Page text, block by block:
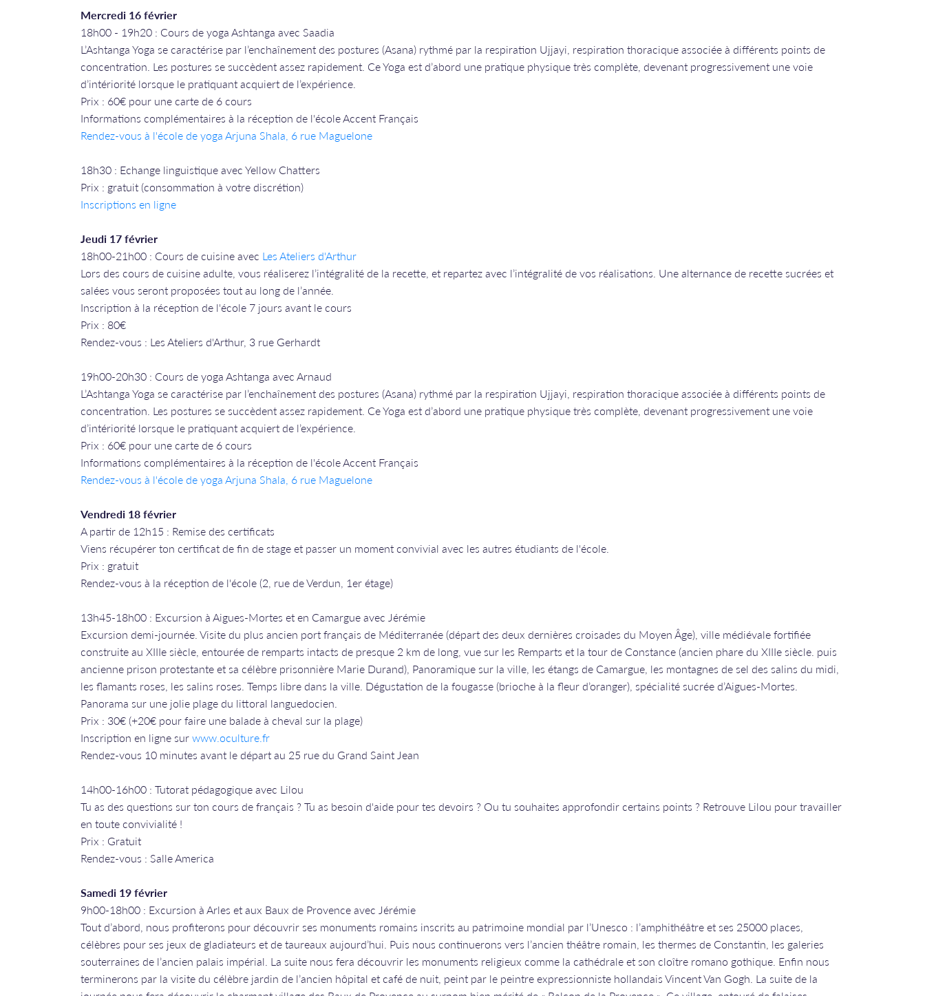
Mercredi 16 février
​​​​​​​18h00 - 19h20 : Cours de yoga Ashtanga avec Saadia
L’Ashtanga Yoga se caractérise par l’enchaînement des postures (Asana) rythmé par la respiration Ujjayi, respiration thoracique associée à différents points de
concentration. Les postures se succèdent assez rapidement. Ce Yoga est d’abord une pratique physique très complète, devenant progressivement une voie
d’intériorité lorsque le pratiquant acquiert de l’expérience.
Prix : 60€ pour une carte de 6 cours
Informations complémentaires à la réception de l'école Accent Français
Rendez-vous à l'école de yoga Arjuna Shala, 6 rue Maguelone
18h30 : Echange linguistique avec Yellow Chatters
Prix : gratuit (consommation à votre discrétion)
Inscriptions en ligne
Jeudi 17 février
18h00-21h00 : Cours de cuisine avec Les Ateliers d'Arthur
Lors des cours de cuisine adulte, vous réaliserez l’intégralité de la recette, et repartez avec l’intégralité de vos réalisations. Une alternance de recette sucrées et
salées vous seront proposées tout au long de l’année.
Inscription à la réception de l'école 7 jours avant le cours
Prix : 80€
Rendez-vous : Les Ateliers d'Arthur, 3 rue Gerhardt
19h00-20h30 : Cours de yoga Ashtanga avec Arnaud
L’Ashtanga Yoga se caractérise par l’enchaînement des postures (Asana) rythmé par la respiration Ujjayi, respiration thoracique associée à différents points de
concentration. Les postures se succèdent assez rapidement. Ce Yoga est d’abord une pratique physique très complète, devenant progressivement une voie
d’intériorité lorsque le pratiquant acquiert de l’expérience.
Prix : 60€ pour une carte de 6 cours
Informations complémentaires à la réception de l'école Accent Français
Rendez-vous à l'école de yoga Arjuna Shala, 6 rue Maguelone
Vendredi 18 février
A partir de 12h15 : Remise des certificats
Viens récupérer ton certificat de fin de stage et passer un moment convivial avec les autres étudiants de l'école.
Prix : gratuit
Rendez-vous à la réception de l'école (2, rue de Verdun, 1er étage)
13h45-18h00 : Excursion à Aigues-Mortes et en Camargue avec Jérémie
Excursion demi-journée. Visite du plus ancien port français de Méditerranée (départ des deux dernières croisades du Moyen Âge), ville médiévale fortifiée
construite au XIIIe siècle, entourée de remparts intacts de presque 2 km de long, vue sur les Remparts et la tour de Constance (ancien phare du XIIIe siècle. puis
ancienne prison protestante et sa célèbre prisonnière Marie Durand), Panoramique sur la ville, les étangs de Camargue, les montagnes de sel des salins du midi,
les flamants roses, les salins roses. Temps libre dans la ville. Dégustation de la fougasse (brioche à la fleur d’oranger), spécialité sucrée d’Aigues-Mortes.
Panorama sur une jolie plage du littoral languedocien.
​​​​​​​Prix : 30€ (+20€ pour faire une balade à cheval sur la plage)
​​​​​​​Inscription en ligne surwww.oculture.fr
Rendez-vous 10 minutes avant le départ au 25 rue du Grand Saint Jean
14h00-16h00 : Tutorat pédagogique avec Lilou
Tu as des questions sur ton cours de français ? Tu as besoin d'aide pour tes devoirs ? Ou tu souhaites approfondir certains points ? Retrouve Lilou pour travailler
en toute convivialité !
Prix : Gratuit
Rendez-vous : Salle America
Samedi 19 février
9h00-18h00 : Excursion à Arles et aux Baux de Provence avec Jérémie
Tout d’abord, nous profiterons pour découvrir ses monuments romains inscrits au patrimoine mondial par l’Unesco : l’amphithéâtre et ses 25000 places,
célèbres pour ses jeux de gladiateurs et de taureaux aujourd’hui. Puis nous continuerons vers l’ancien théâtre romain, les thermes de Constantin, les galeries
souterraines de l’ancien palais impérial. La suite nous fera découvrir les monuments religieux comme la cathédrale et son cloître romano gothique. Enfin nous
terminerons par la visite du célèbre jardin de l’ancien hôpital et café de nuit, peint par le peintre expressionniste hollandais Vincent Van Gogh. La suite de la